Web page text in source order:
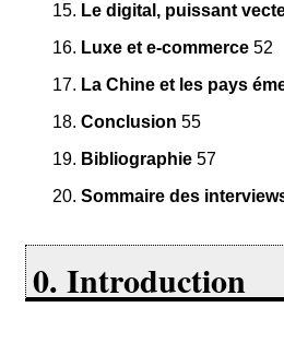
15. Le digital, puissant
16. Luxe et e-commerce 52
17. La Chine et les pays
18. Conclusion 55
19. Bibliographie 57
20. Sommaire des
0. Introduction